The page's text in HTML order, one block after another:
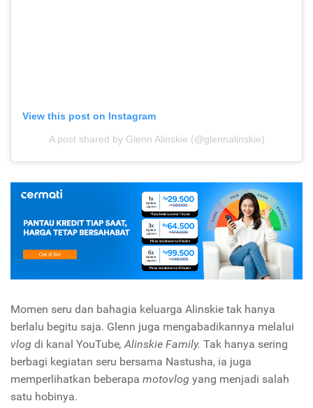
View this post on Instagram
A post shared by Glenn Alinskie (@glennalinskie)
Momen seru dan bahagia keluarga Alinskie tak hanya
berlalu begitu saja. Glenn juga mengabadikannya melalui
vlog di kanal YouTube, Alinskie Family. Tak hanya sering
berbagi kegiatan seru bersama Nastusha, ia juga
memperlihatkan beberapa motovlog yang menjadi salah
satu hobinya.